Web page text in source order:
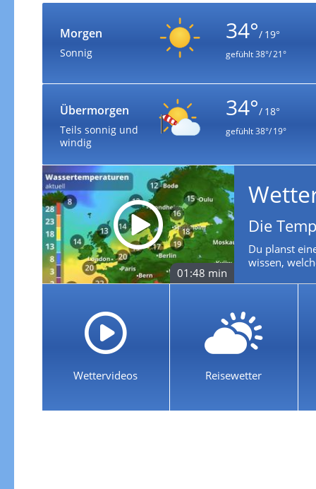
Morgen
Sonnig
34°/ 19°
gefühlt38°/ 21°
Übermorgen
Teils sonnig und
windig
34°/ 18°
gefühlt38°/ 19°
01:48 min
Die
Du planst
wissen,
Wettervideos Reisewetter